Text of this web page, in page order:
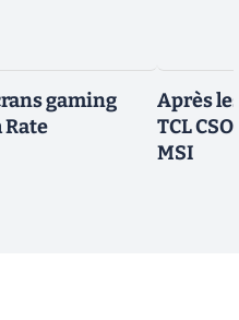
gaming
Rate
Après
TCL
MSI